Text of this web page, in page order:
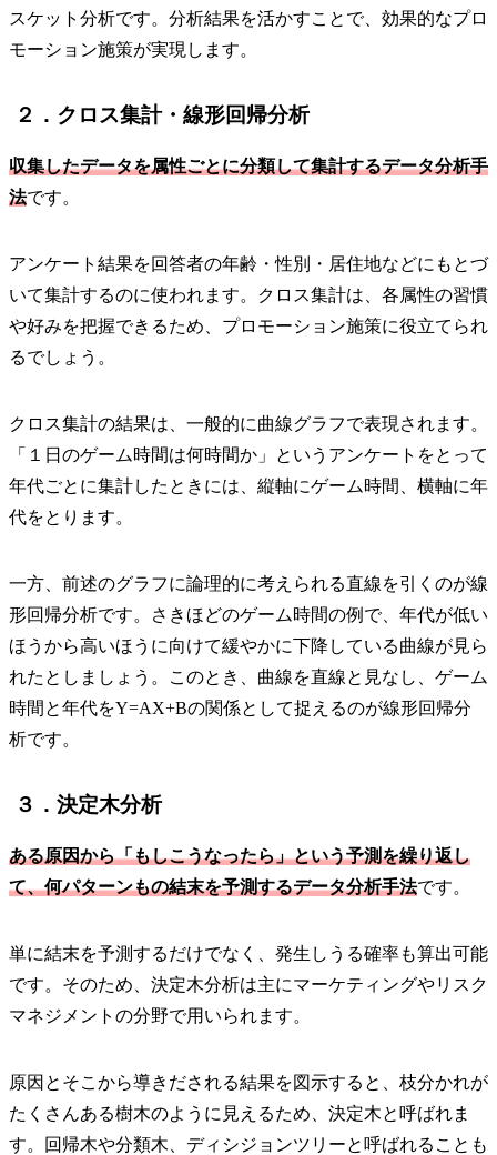
スケット分析です。分析結果を活かすことで、効果的なプロ
モーション施策が実現します。
２．クロス集計・線形回帰分析
収集したデータを属性ごとに分類して集計するデータ分析手
法です。
アンケート結果を回答者の年齢・性別・居住地などにもとづ
いて集計するのに使われます。クロス集計は、各属性の習慣
や好みを把握できるため、プロモーション施策に役立てられ
るでしょう。
クロス集計の結果は、一般的に曲線グラフで表現されます。
「１日のゲーム時間は何時間か」というアンケートをとって
年代ごとに集計したときには、縦軸にゲーム時間、横軸に年
代をとります。
一方、前述のグラフに論理的に考えられる直線を引くのが線
形回帰分析です。さきほどのゲーム時間の例で、年代が低い
ほうから高いほうに向けて緩やかに下降している曲線が見ら
れたとしましょう。このとき、曲線を直線と見なし、ゲーム
時間と年代をY=AX+Bの関係として捉えるのが線形回帰分
析です。
３．決定木分析
ある原因から「もしこうなったら」という予測を繰り返し
て、何パターンもの結末を予測するデータ分析手法です。
単に結末を予測するだけでなく、発生しうる確率も算出可能
です。そのため、決定木分析は主にマーケティングやリスク
マネジメントの分野で用いられます。
原因とそこから導きだされる結果を図示すると、枝分かれが
たくさんある樹木のように見えるため、決定木と呼ばれま
す。回帰木や分類木、ディシジョンツリーと呼ばれることも